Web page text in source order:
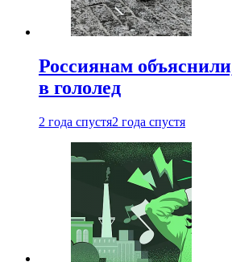
Россиянам
в гололед
2 года спустя2 года спустя